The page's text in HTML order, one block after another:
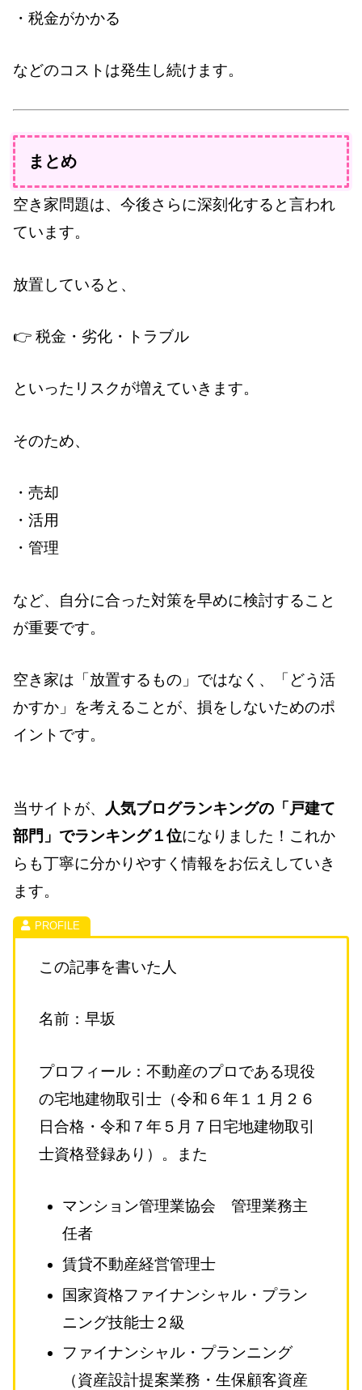
・税金がかかる
などのコストは発生し続けます。
まとめ
空き家問題は、今後さらに深刻化すると言われ
ています。
放置していると、
👉 税金・劣化・トラブル
といったリスクが増えていきます。
そのため、
・売却
・活用
・管理
など、自分に合った対策を早めに検討すること
が重要です。
空き家は「放置するもの」ではなく、「どう活
かすか」を考えることが、損をしないためのポ
イントです。
当サイトが、
人気ブログランキングの「戸建て
部門」でランキング１位になりました！これか
らも丁寧に分かりやすく情報をお伝えしていき
ます。
この記事を書いた人
名前：早坂
プロフィール：不動産のプロである現役
の宅地建物取引士（令和６年１１月２６
日合格・令和７年５月７日宅地建物取引
士資格登録あり）。また
マンション管理業協会 管理業務主
任者
賃貸不動産経営管理士
国家資格ファイナンシャル・プラン
ニング技能士２級
ファイナンシャル・プランニング
（資産設計提案業務・生保顧客資産